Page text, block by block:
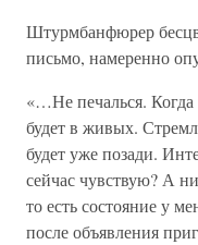
Штурмбанфюрер
письмо, намеренно
«…Не печалься.
будет в живых.
будет уже позади.
сейчас чувствую? А
то есть состояние у
после объявления